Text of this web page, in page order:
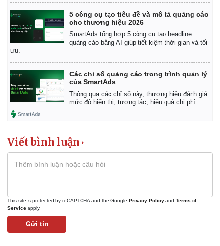
5 công cụ tạo tiêu đề và mô tả quảng cáo
cho thương hiệu 2026
SmartAds tổng hợp 5 công cụ tạo headline
quảng cáo bằng AI giúp tiết kiệm thời gian và tối
ưu.
Các chỉ số quảng cáo trong trình quản lý
của SmartAds
Thông qua các chỉ số này, thương hiệu đánh giá
mức độ hiển thị, tương tác, hiệu quả chi phí.
Viết bình luận
This site is protected by reCAPTCHA and the Google Privacy Policy and Terms of
Service apply.
Gửi tin